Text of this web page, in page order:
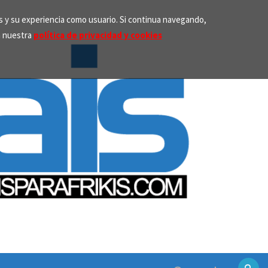
su experiencia como usuario. Si continua navegando,
nuestra política de privacidad y cookies